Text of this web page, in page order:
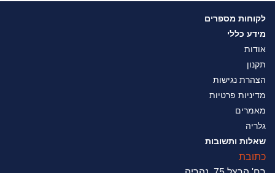
לקוחות מספרים
מידע כללי
אודות
תקנון
הצהרת נגישות
מדיניות פרטיות
מאמרים
גלריה
שאלות ותשובות
כתובת